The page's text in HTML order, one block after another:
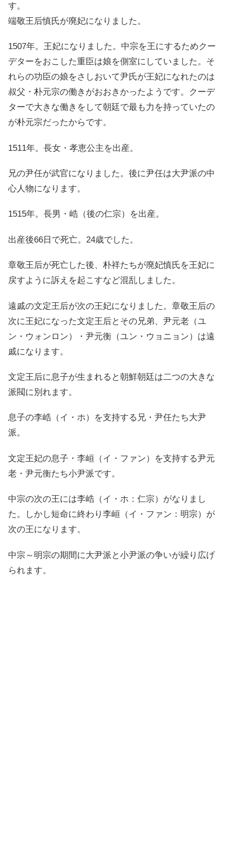
す。
端敬王后慎氏が廃妃になりました。
1507年。王妃になりました。中宗を王にするためクー
デターをおこした重臣は娘を側室にしていました。そ
れらの功臣の娘をさしおいて尹氏が王妃になれたのは
叔父・朴元宗の働きがおおきかったようです。クーデ
ターで大きな働きをして朝廷で最も力を持っていたの
が朴元宗だったからです。
1511年。長女・孝恵公主を出産。
兄の尹任が武官になりました。後に尹任は大尹派の中
心人物になります。
1515年。長男・峼（後の仁宗）を出産。
出産後66日で死亡。24歳でした。
章敬王后が死亡した後、朴祥たちが廃妃慎氏を王妃に
戻すように訴えを起こすなど混乱しました。
遠戚の文定王后が次の王妃になりました。章敬王后の
次に王妃になった文定王后とその兄弟、尹元老（ユ
ン・ウォンロン）・尹元衡（ユン・ウョニョン）は遠
戚になります。
文定王后に息子が生まれると朝鮮朝廷は二つの大きな
派閥に別れます。
息子の李峼（イ・ホ）を支持する兄・尹任たち大尹
派。
文定王妃の息子・李峘（イ・ファン）を支持する尹元
老・尹元衡たち小尹派です。
中宗の次の王には李峼（イ・ホ：仁宗）がなりまし
た。しかし短命に終わり李峘（イ・ファン：明宗）が
次の王になります。
中宗～明宗の期間に大尹派と小尹派の争いが繰り広げ
られます。